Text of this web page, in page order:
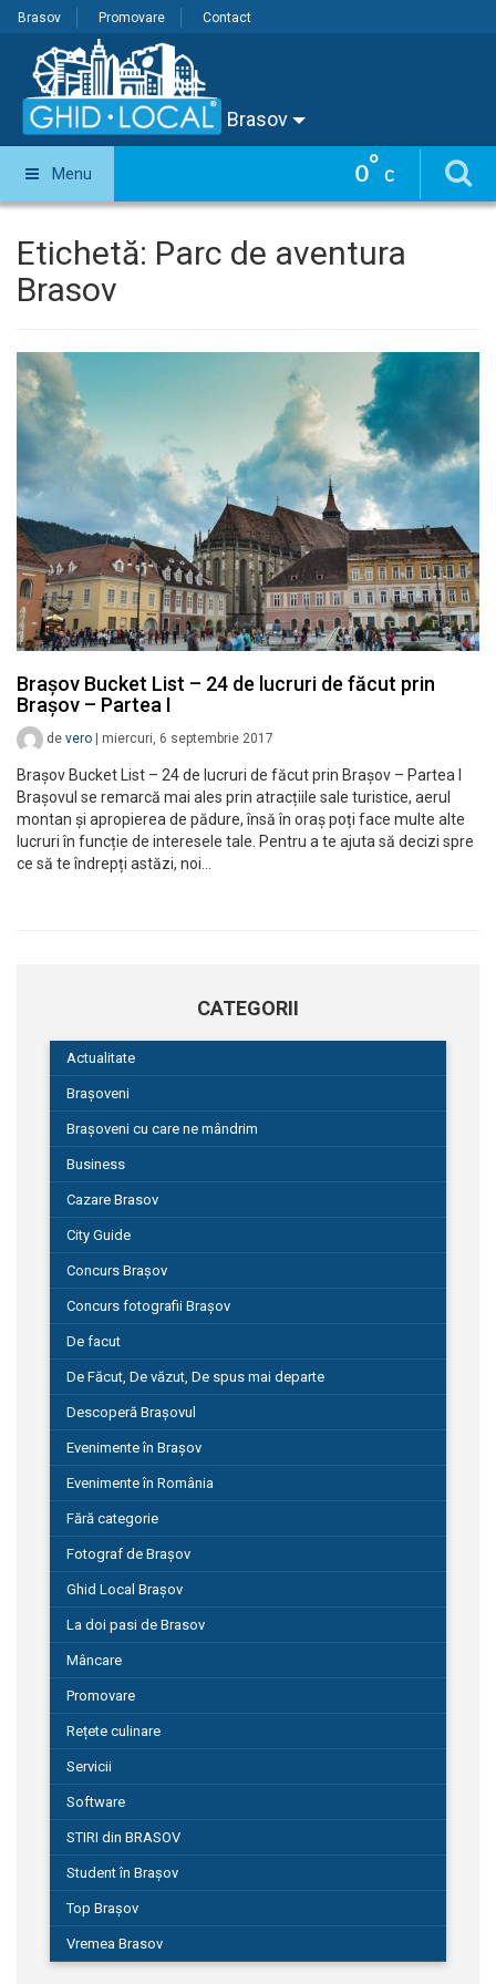
Brasov Promovare Contact
Brasov
0° C
Menu
Etichetă: Parc de aventura
Brasov
Brașov Bucket List – 24 de lucruri de făcut prin
Brașov – Partea I
de vero miercuri, 6 septembrie 2017
Brașov Bucket List – 24 de lucruri de făcut prin Brașov – Partea I
Brașovul se remarcă mai ales prin atracțiile sale turistice, aerul
montan și apropierea de pădure, însă în oraș poți face multe alte
lucruri în funcție de interesele tale. Pentru a te ajuta să decizi spre
ce să te îndrepți astăzi, noi…
CATEGORII
Actualitate
Brașoveni
Brașoveni cu care ne mândrim
Business
Cazare Brasov
City Guide
Concurs Brașov
Concurs fotografii Brașov
De facut
De Făcut, De văzut, De spus mai departe
Descoperă Brașovul
Evenimente în Brașov
Evenimente în România
Fără categorie
Fotograf de Brașov
Ghid Local Brașov
La doi pasi de Brasov
Mâncare
Promovare
Rețete culinare
Servicii
Software
STIRI din BRASOV
Student în Brașov
Top Brașov
Vremea Brasov